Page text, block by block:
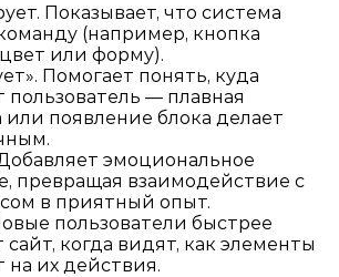
Показывает, что система
(например, кнопка
или форму).
Помогает понять, куда
пользователь — плавная
или появление блока делает
эмоциональное
превращая взаимодействие с
в приятный опыт.
пользователи быстрее
сайт, когда видят, как элементы
на их действия.